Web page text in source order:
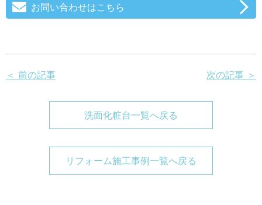
お問い合わせはこちら
＜ 前の記事 次の記事 ＞
洗面化粧台一覧へ戻る
リフォーム施工事例一覧へ戻る